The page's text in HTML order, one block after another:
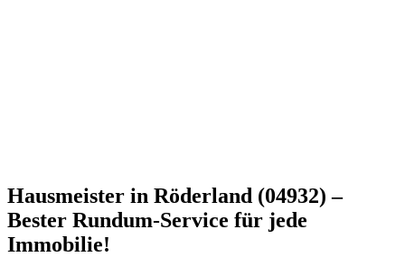
Hausmeister in Röderland (04932) –
Bester Rundum-Service für jede
Immobilie!